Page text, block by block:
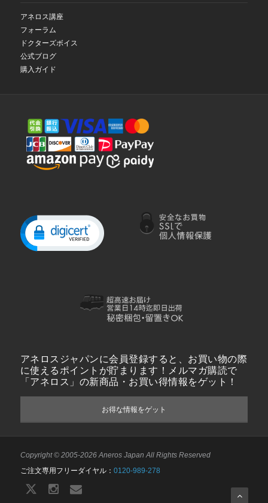
アネロス講座
フォーラム
ドクターズボイス
公式ブログ
購入ガイド
アネロスジャパンに会員登録すると、お買い物の際
に使えるポイントが貯まります！メルマガ購読で
「アネロス」の新商品・お買い得情報をゲット！
お得な情報をゲット
Copyright © 2005-2026 Aneros Japan All Rights Reserved
ご注文専用フリーダイヤル： 0120-989-278